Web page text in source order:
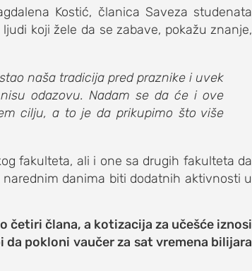
Kostić, članica Saveza studenata
koji žele da se zabave, pokažu znanje,
naša tradicija pred praznike i uvek
odazovu. Nadam se da će i ove
cilju, a to je da prikupimo što više
fakulteta, ali i one sa drugih fakulteta da
danima biti dodatnih aktivnosti u
četiri člana, a kotizacija za učešće iznosi
pokloni vaučer za sat vremena bilijara